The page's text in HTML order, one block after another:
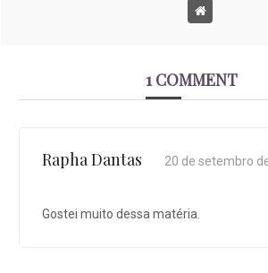
1 COMMENT
Rapha Dantas
20 de setembro
Gostei muito dessa matéria.